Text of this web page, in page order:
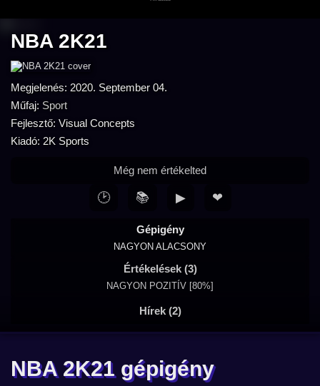
NBA 2K21
Megjelenés: 2020. September 04.
Műfaj: Sport
Fejlesztő: Visual Concepts
Kiadó: 2K Sports
Gépigény
NAGYON ALACSONY
Értékelések (3)
NAGYON POZITÍV [80%]
Hírek (2)
Még nem értékelted
🕑 📚 ▶ ❤
NBA 2K21 gépigény